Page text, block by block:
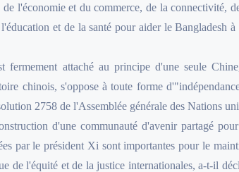
de l'économie et du commerce, de la connectivité,
et de la santé pour aider le Bangladesh
fermement attaché au principe d'une seule
chinois, s'oppose à toute forme
2758 de l'Assemblée générale des Nations
d'une communauté d'avenir partagé
par le président Xi sont importantes pour le
de l'équité et de la justice internationales, a-t-il